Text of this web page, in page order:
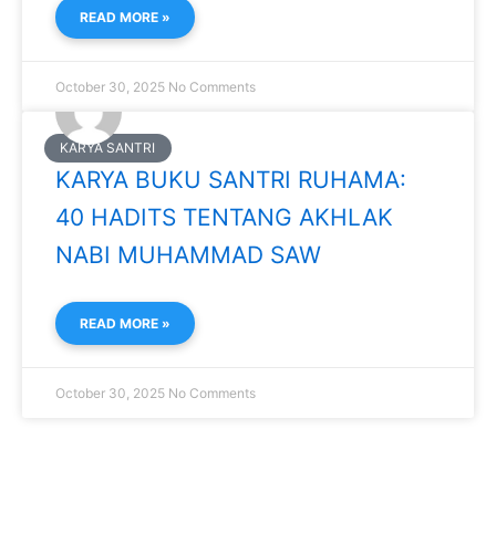
READ MORE »
October 30, 2025 No Comments
KARYA SANTRI
KARYA BUKU SANTRI RUHAMA:
40 HADITS TENTANG AKHLAK
NABI MUHAMMAD SAW
READ MORE »
October 30, 2025 No Comments